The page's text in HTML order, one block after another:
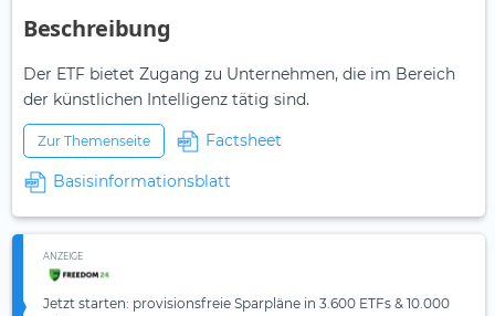
Beschreibung
Der ETF bietet Zugang zu Unternehmen, die im Bereich
der künstlichen Intelligenz tätig sind.
Zur Themenseite Factsheet
Basisinformationsblatt
ANZEIGE
Jetzt starten: provisionsfreie Sparpläne in 3.600 ETFs & 10.000